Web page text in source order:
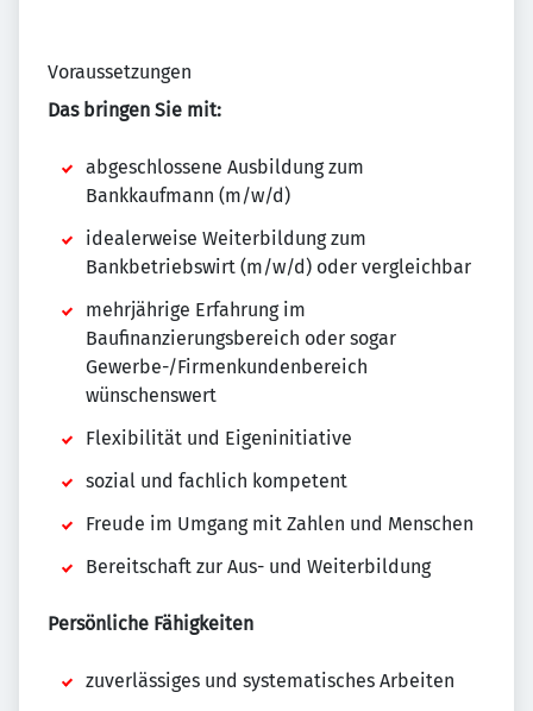
Voraussetzungen
Das bringen Sie mit:
abgeschlossene Ausbildung zum
Bankkaufmann (m/w/d)
idealerweise Weiterbildung zum
Bankbetriebswirt (m/w/d) oder vergleichbar
mehrjährige Erfahrung im
Baufinanzierungsbereich oder sogar
Gewerbe-/Firmenkundenbereich
wünschenswert
Flexibilität und Eigeninitiative
sozial und fachlich kompetent
Freude im Umgang mit Zahlen und Menschen
Bereitschaft zur Aus- und Weiterbildung
Persönliche Fähigkeiten
zuverlässiges und systematisches Arbeiten